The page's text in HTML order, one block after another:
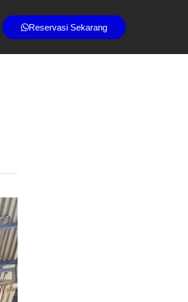
Reservasi Sekarang